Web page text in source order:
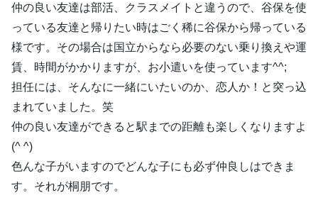
仲の良い友達は部活、クラスメイトと違うので、谷保を使
っている友達と帰りたい時はごく稀に谷保から帰っている
様です。その場合は国立からなら必要のない乗り換えや運
賃、時間がかかりますが、お小遣いを使っています^^;
担任には、そんなに一緒にいたいのか、恋人か！と突っ込
まれていました。笑
仲の良い友達ができると駅までの距離も楽しくなりますよ
(^ ^)
色んな子がいますのでどんな子にも必ず仲良しはできま
す。それが桐朋です。